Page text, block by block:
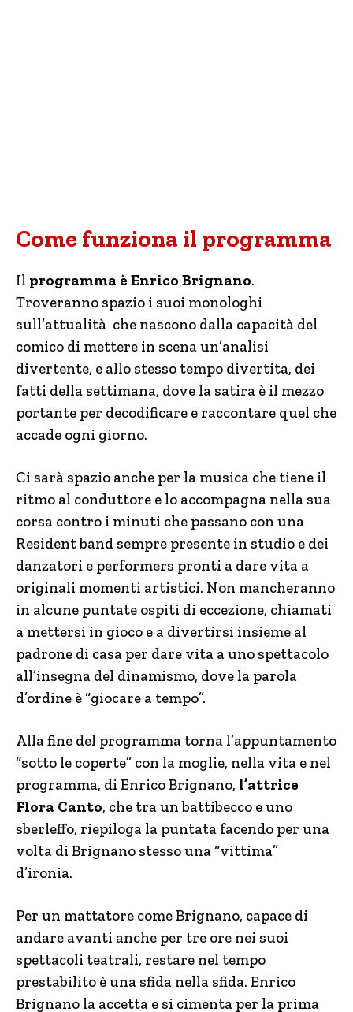
Come funziona il programma
Il programma è Enrico Brignano.
Troveranno spazio i suoi monologhi
sull’attualità che nascono dalla capacità del
comico di mettere in scena un’analisi
divertente, e allo stesso tempo divertita, dei
fatti della settimana, dove la satira è il mezzo
portante per decodificare e raccontare quel che
accade ogni giorno.
Ci sarà spazio anche per la musica che tiene il
ritmo al conduttore e lo accompagna nella sua
corsa contro i minuti che passano con una
Resident band sempre presente in studio e dei
danzatori e performers pronti a dare vita a
originali momenti artistici. Non mancheranno
in alcune puntate ospiti di eccezione, chiamati
a mettersi in gioco e a divertirsi insieme al
padrone di casa per dare vita a uno spettacolo
all’insegna del dinamismo, dove la parola
d’ordine è “giocare a tempo”.
Alla fine del programma torna l’appuntamento
“sotto le coperte” con la moglie, nella vita e nel
programma, di Enrico Brignano, l’attrice
Flora Canto, che tra un battibecco e uno
sberleffo, riepiloga la puntata facendo per una
volta di Brignano stesso una “vittima”
d’ironia.
Per un mattatore come Brignano, capace di
andare avanti anche per tre ore nei suoi
spettacoli teatrali, restare nel tempo
prestabilito è una sfida nella sfida. Enrico
Brignano la accetta e si cimenta per la prima